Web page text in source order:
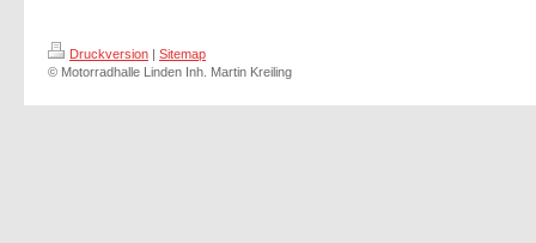
Druckversion | Sitemap
© Motorradhalle Linden Inh. Martin Kreiling